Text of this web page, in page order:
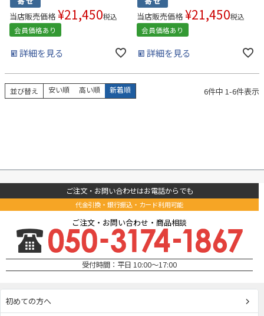
当店販売価格 ¥21,450税込
会員価格あり
詳細を見る
当店販売価格 ¥21,450税込
会員価格あり
詳細を見る
並び替え 安い順 高い順 新着順 6件中 1-6件表示
ご注文・お問い合わせはお電話からでも
代金引換・銀行振込・カード利用可能
ご注文・お問い合わせ・商品相談
受付時間：平日 10:00～17:00
初めての方へ